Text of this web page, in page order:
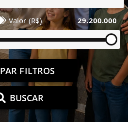
Valor (R$) 29.200.000
FILTROS
BUSCAR